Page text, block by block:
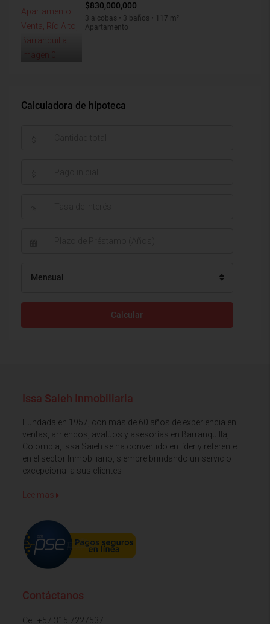
$830,000,000
3 alcobas • 3 baños • 117 m²
Apartamento
Calculadora de hipoteca
Mensual
Calcular
Issa Saieh Inmobiliaria
Fundada en 1957, con más de 60 años de experiencia en
ventas, arriendos, avalúos y asesorías en Barranquilla,
Colombia, Issa Saieh se ha convertido en líder y referente
en el sector Inmobiliario, siempre brindando un servicio
excepcional a sus clientes
Lee mas
Contáctanos
Cel: +57 315 7227537